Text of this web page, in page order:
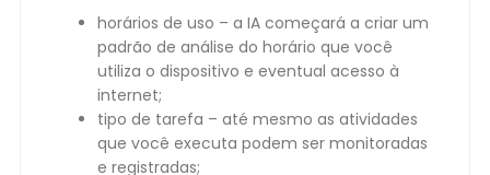
horários de uso – a IA começará a criar um
padrão de análise do horário que você
utiliza o dispositivo e eventual acesso à
internet;
tipo de tarefa – até mesmo as atividades
que você executa podem ser monitoradas
e registradas;